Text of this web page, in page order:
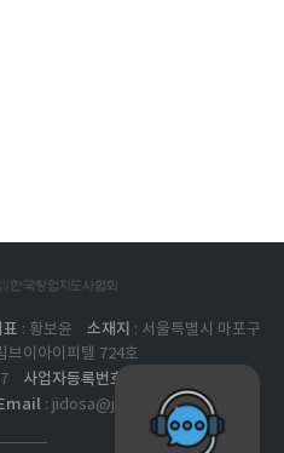
표 : 황보윤 소재지 : 서울특별시 마포구
브이아이피텔 724호
사업자등록번호
: jidosa@jidosa.kr